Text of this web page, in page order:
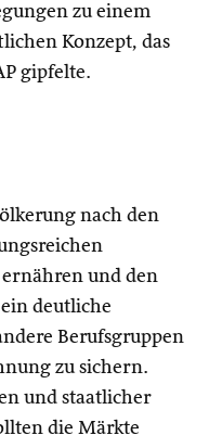
zu einem
Konzept, das
gipfelte.
nach den
und den
deutliche
Berufsgruppen
zu sichern.
und staatlicher
die Märkte